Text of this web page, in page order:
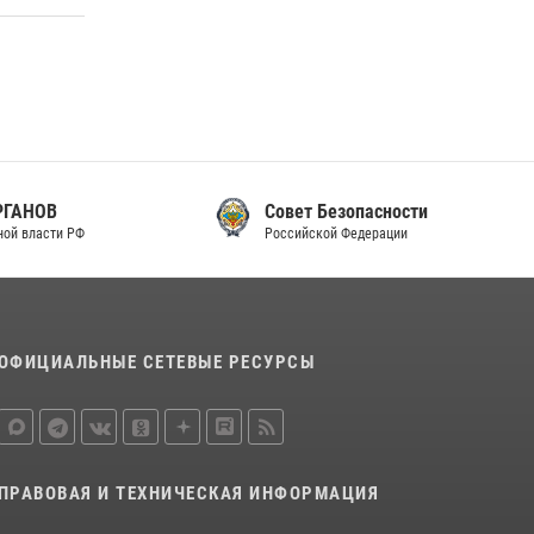
В Росгвардии прошла военно-научная
Совет Безопасности
Российской Федерации
СЕТЕВЫЕ РЕСУРСЫ
ПРАВОВАЯ И ТЕХНИЧЕСКАЯ ИНФОРМАЦИЯ